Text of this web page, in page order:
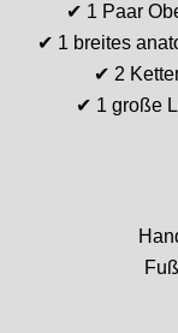
✔ 1 Paar
✔ 1 breites
✔ 2
✔ 1 große